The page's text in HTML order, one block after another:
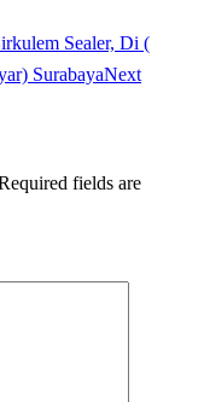
Sealer, Di (
SurabayaNext
fields are